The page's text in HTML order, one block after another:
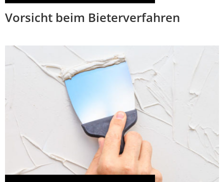
Vorsicht beim Bieterverfahren